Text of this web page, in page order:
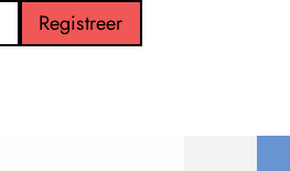
Registreer